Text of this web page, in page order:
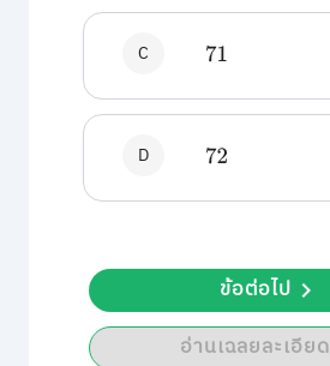
C 71
D 72
อ่านเฉลยละเอียด
ข้อต่อไป